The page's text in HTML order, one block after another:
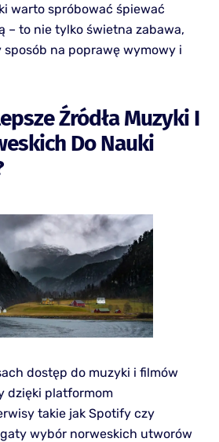
warto spróbować śpiewać
– to nie tylko świetna zabawa,
sposób na poprawę wymowy i
Źródła Muzyki I
Do Nauki
dostęp do muzyki i filmów
dzięki platformom
takie jak Spotify czy
wybór norweskich utworów